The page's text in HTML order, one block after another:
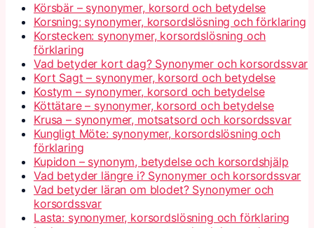
Körsbär – synonymer, korsord och betydelse
Korsning: synonymer, korsordslösning och förklaring
Korstecken: synonymer, korsordslösning och
förklaring
Vad betyder kort dag? Synonymer och korsordssvar
Kort Sagt – synonymer, korsord och betydelse
Kostym – synonymer, korsord och betydelse
Köttätare – synonymer, korsord och betydelse
Krusa – synonymer, motsatsord och korsordssvar
Kungligt Möte: synonymer, korsordslösning och
förklaring
Kupidon – synonym, betydelse och korsordshjälp
Vad betyder längre i? Synonymer och korsordssvar
Vad betyder läran om blodet? Synonymer och
korsordssvar
Lasta: synonymer, korsordslösning och förklaring